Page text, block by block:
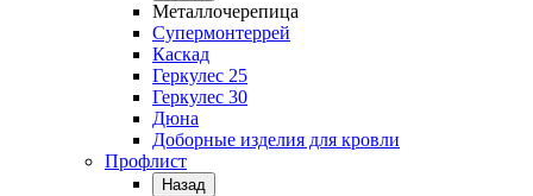
Металлочерепица
Супермонтеррей
Каскад
Геркулес 25
Геркулес 30
Дюна
Доборные изделия для кровли
Профлист
Назад